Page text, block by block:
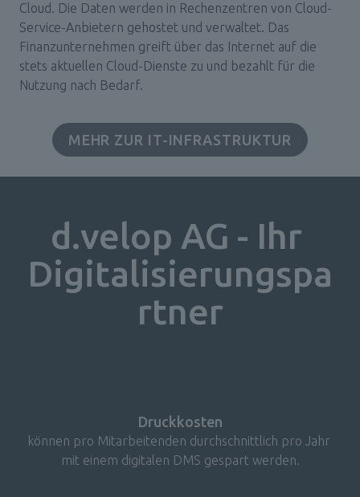
Cloud. Die Daten werden in Rechenzentren von Cloud-
Service-Anbietern gehostet und verwaltet. Das
Finanzunternehmen greift über das Internet auf die
stets aktuellen Cloud-Dienste zu und bezahlt für die
Nutzung nach Bedarf.
MEHR ZUR IT-INFRASTRUKTUR
Digitalisierungspa
rtner
Druckkosten
können pro Mitarbeitenden durchschnittlich pro Jahr
mit einem digitalen DMS gespart werden.